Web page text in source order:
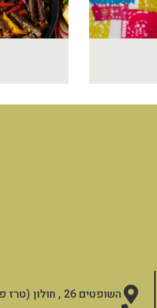
השופטים 26 , חולון (טרז פזוס בווייז)